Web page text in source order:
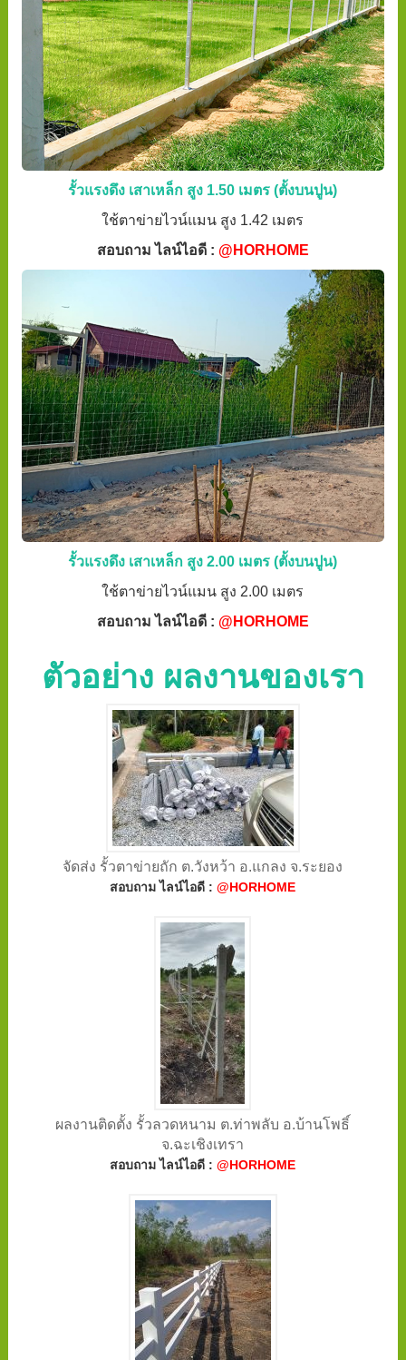
รั้วแรงดึง เสาเหล็ก สูง 1.50 เมตร (ตั้งบนปูน)
ใช้ตาข่ายไวน์แมน สูง 1.42 เมตร
สอบถาม ไลน์ไอดี : @HORHOME
รั้วแรงดึง เสาเหล็ก สูง 2.00 เมตร (ตั้งบนปูน)
ใช้ตาข่ายไวน์แมน สูง 2.00 เมตร
สอบถาม ไลน์ไอดี : @HORHOME
ตัวอย่าง ผลงานของเรา
จัดส่ง รั้วตาข่ายถัก ต.วังหว้า อ.แกลง จ.ระยอง
สอบถาม ไลน์ไอดี :@HORHOME
ผลงานติดตั้ง รั้วลวดหนาม ต.ท่าพลับ อ.บ้านโพธิ์
จ.ฉะเชิงเทรา
สอบถาม ไลน์ไอดี :@HORHOME